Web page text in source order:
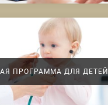
ПРОГРАММА ДЛЯ ДЕТЕЙ